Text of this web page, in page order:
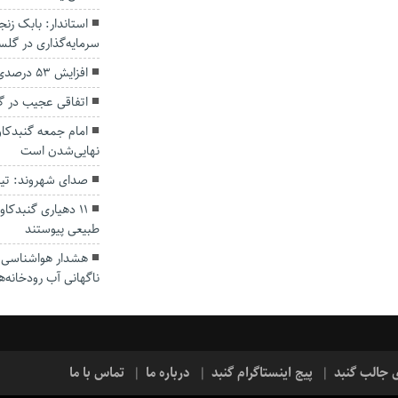
سرمایه‌گذاری در
افزایش ۵۳ درصدی بارندگی‌ها در گلستان
اتفاقی عجیب در‌
امام جمعه
نهایی‌شدن است
صدای شهروند:
۱۱ دهیاری
طبیعی پیوستند
هشدار
ناگهانی آب
جالب گنبد پیج اینستاگرام گنبد درباره ما تماس با ما